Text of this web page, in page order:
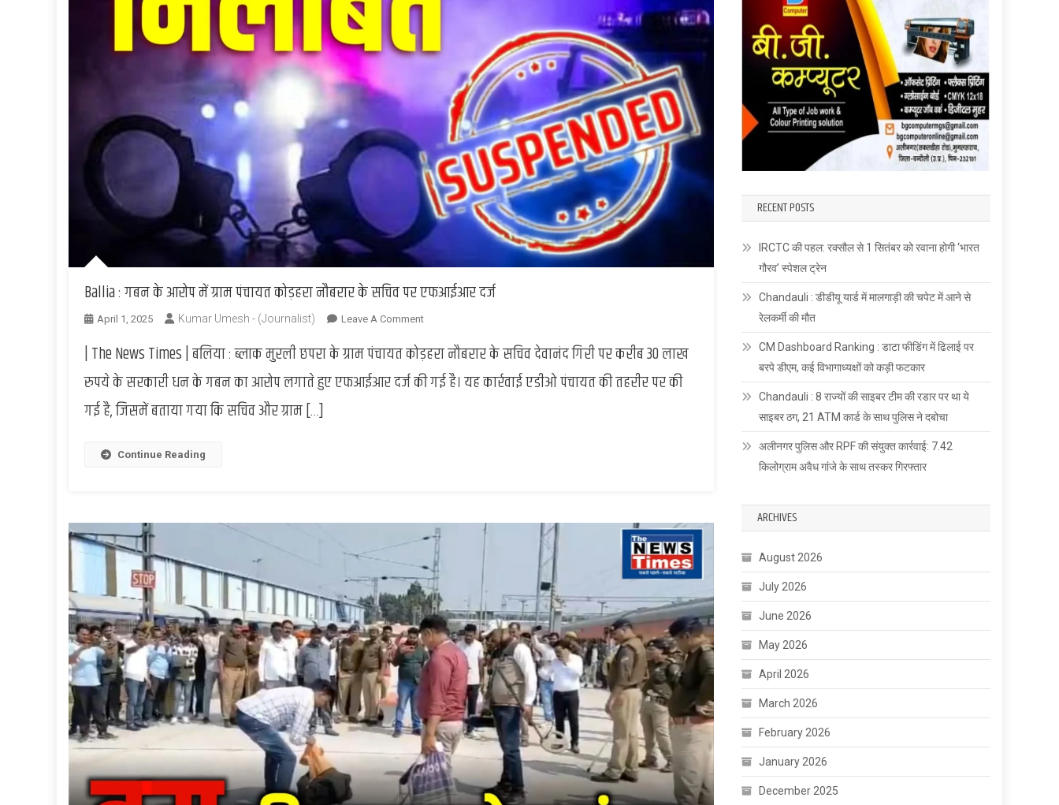
Ballia : गबन के आरोप में ग्राम पंचायत कोड़हरा नौबरार के सचिव पर एफआईआर दर्ज
April 1, 2025 Kumar Umesh - (Journalist) Leave A CommentOn
:
गबन
के
सचिव
एफआईआर
दर्ज
| The News Times | बलिया : ब्लाक मुरली छपरा के ग्राम पंचायत कोड़हरा नौबरार के सचिव देवानंद गिरी पर करीब 30 लाख
रुपये के सरकारी धन के गबन का आरोप लगाते हुए एफआईआर दर्ज की गई है। यह कार्रवाई एडीओ पंचायत की तहरीर पर की
गई है, जिसमें बताया गया कि सचिव और ग्राम […]
Continue Reading
RECENT POSTS
IRCTC की पहल: रक्सौल से 1 सितंबर को रवाना होगी ‘भारत
गौरव’ स्पेशल ट्रेन
Chandauli : डीडीयू यार्ड में मालगाड़ी की चपेट में आने से
रेलकर्मी की मौत
CM Dashboard Ranking : डाटा फीडिंग में ढिलाई पर
बरपे डीएम, कई विभागाध्यक्षों को कड़ी फटकार
Chandauli : 8 राज्यों की साइबर टीम की रडार पर था ये
साइबर ठग, 21 ATM कार्ड के साथ पुलिस ने दबोचा
अलीनगर पुलिस और RPF की संयुक्त कार्रवाई: 7.42
किलोग्राम अवैध गांजे के साथ तस्कर गिरफ्तार
ARCHIVES
August 2026
July 2026
June 2026
May 2026
April 2026
March 2026
February 2026
January 2026
December 2025